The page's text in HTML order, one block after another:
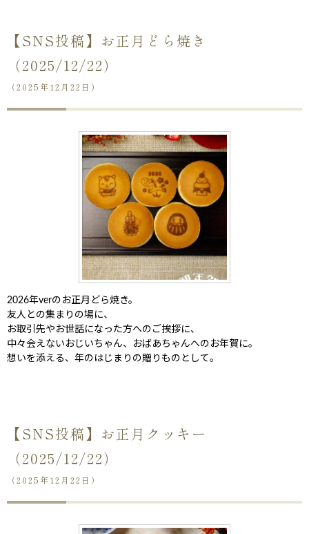
【SNS投稿】お正月どら焼き
（2025/12/22）
（2025年12月22日）
2026年verのお正月どら焼き。
友人との集まりの場に、
お取引先やお世話になった方へのご挨拶に、
中々会えないおじいちゃん、おばあちゃんへのお年賀に。
想いを添える、年のはじまりの贈りものとして。
【SNS投稿】お正月クッキー
（2025/12/22）
（2025年12月22日）